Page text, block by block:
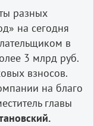
разных
на сегодня
в
3 млрд руб.
взносов.
на благо
главы